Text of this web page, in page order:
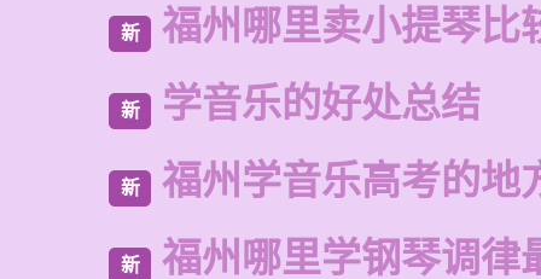
新 福州哪里卖小提琴比
新 学音乐的好处总结
新 福州学音乐高考的地
新 福州哪里学钢琴调律